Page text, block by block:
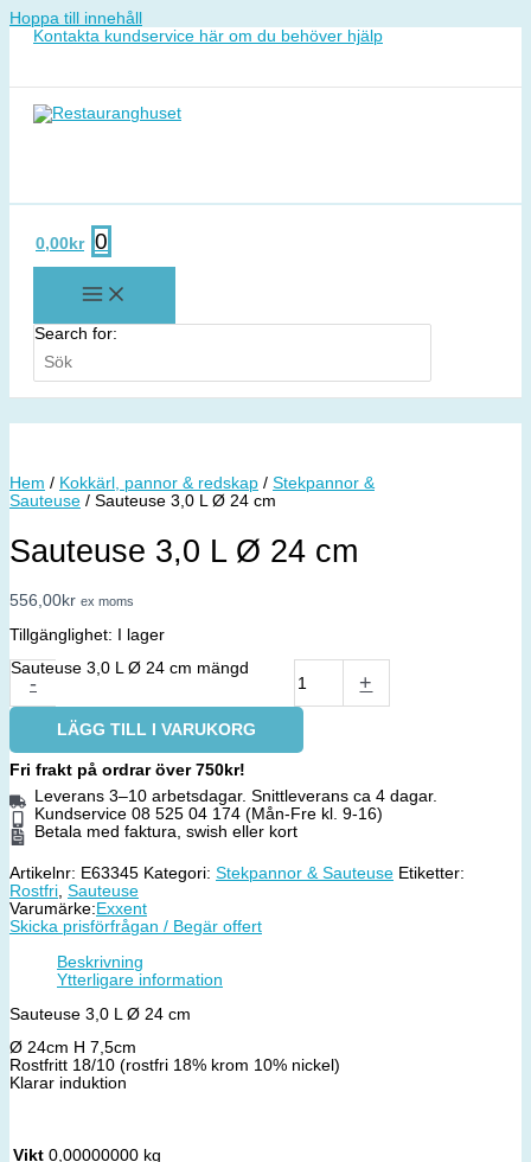
Hoppa till innehåll
Kontakta kundservice här om du behöver hjälp
0,00 kr 0
Search for:
Hem / Kokkärl, pannor & redskap / Stekpannor &
Sauteuse / Sauteuse 3,0 L Ø 24 cm
Sauteuse 3,0 L Ø 24 cm
556,00kr ex moms
Tillgänglighet: I lager
-
Sauteuse 3,0 L Ø 24 cm mängd
+
LÄGG TILL I VARUKORG
Fri frakt på ordrar över 750kr!
Leverans 3–10 arbetsdagar. Snittleverans ca 4 dagar.
Kundservice 08 525 04 174 (Mån-Fre kl. 9-16)
Betala med faktura, swish eller kort
Artikelnr: E63345 Kategori: Stekpannor & Sauteuse Etiketter:
Rostfri, Sauteuse
Varumärke: Exxent
Skicka prisförfrågan / Begär offert
Beskrivning
Ytterligare information
Sauteuse 3,0 L Ø 24 cm
Ø 24cm H 7,5cm
Rostfritt 18/10 (rostfri 18% krom 10% nickel)
Klarar induktion
Vikt 0,00000000 kg